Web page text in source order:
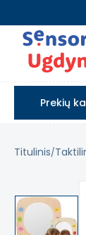
Prekių
Titulinis